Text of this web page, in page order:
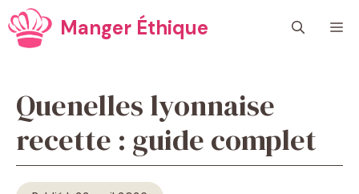
Aller
au
contenu
Manger Éthique
Quenelles lyonnaise
recette : guide complet